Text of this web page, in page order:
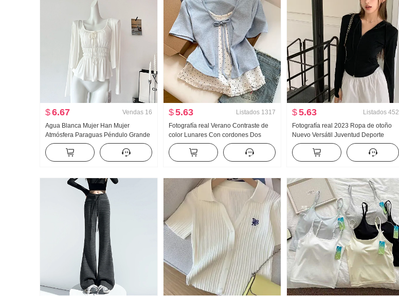
$6.67 Vendas 16
Agua Blanca Mujer Han Mujer
Atmósfera Paraguas Péndulo Grande
u Collar Tirantes Dos Ropa Diseño
Sentido Cárdigan Mujer Verano
Adelgazante Tirantes Top
$5.63 Listados 1317
Fotografía real Verano Contraste de
color Lunares Con cordones Dos
piezas falsas Manga corta Camiseta
Mujer Verano Nuevo Estilo dulce
Nicho Top
$5.63 Listados 452
Fotografía real 2023 Ropa de otoño
Nuevo Versátil Juventud Deporte
Viento Ajustado Adelgazante Manga
Larga Con capucha Cremallera Wei
Abrigo y gorra Camisa